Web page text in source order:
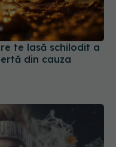
din cauza